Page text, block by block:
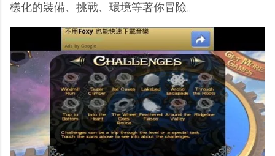
樣化的裝備、挑戰、環境等著你冒險。